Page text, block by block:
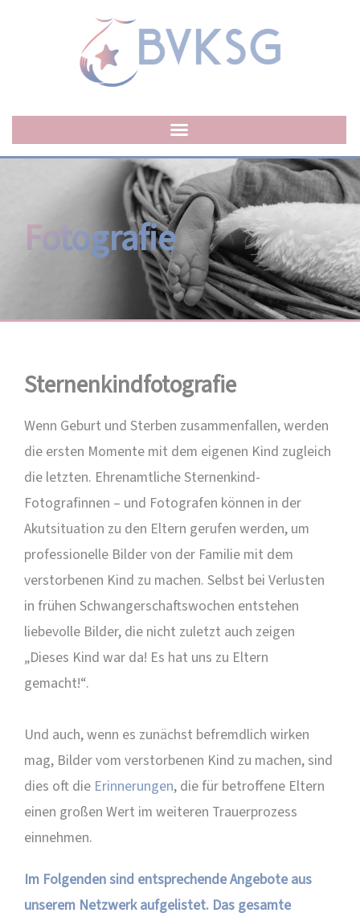
Fotografie
Sternenkindfotografie
Wenn Geburt und Sterben zusammenfallen, werden
die ersten Momente mit dem eigenen Kind zugleich
die letzten. Ehrenamtliche Sternenkind-
Fotografinnen – und Fotografen können in der
Akutsituation zu den Eltern gerufen werden, um
professionelle Bilder von der Familie mit dem
verstorbenen Kind zu machen. Selbst bei Verlusten
in frühen Schwangerschaftswochen entstehen
liebevolle Bilder, die nicht zuletzt auch zeigen
„Dieses Kind war da! Es hat uns zu Eltern
gemacht!“.
Und auch, wenn es zunächst befremdlich wirken
mag, Bilder vom verstorbenen Kind zu machen, sind
dies oft die Erinnerungen, die für betroffene Eltern
einen großen Wert im weiteren Trauerprozess
einnehmen.
Im Folgenden sind entsprechende Angebote aus
unserem Netzwerk aufgelistet. Das gesamte